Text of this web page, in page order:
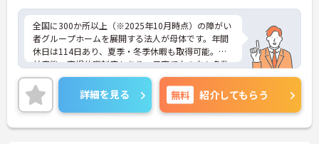
全国に300か所以上（※2025年10月時点）の障がい
者グループホームを展開する法人が母体です。年間
休日は114日あり、夏季・冬季休暇も取得可能。産
前産後・育児休暇制度もあり、子育て中の方も多数
活躍中で、ワークライフバランスを大切にしながら
働ける環境が整っています。研修制度や外部勉強会
の受講支援もあり、スキルアップもしっかりサポー
ト。将来的には管理者やエリアマネージャーへのキ
ャリアアップも目指せます。20代から60代まで幅広
詳細を見る 無料 紹介してもらう